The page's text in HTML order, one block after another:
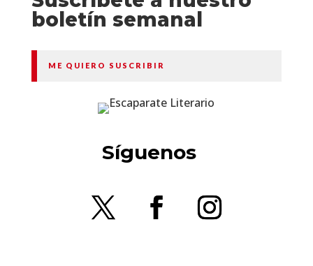
boletín semanal
ME QUIERO SUSCRIBIR
Síguenos